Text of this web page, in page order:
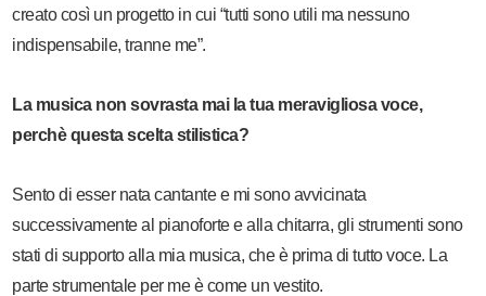
creato così un progetto in cui “tutti sono utili ma nessuno
indispensabile, tranne me”.
La musica non sovrasta mai la tua meravigliosa voce,
perchè questa scelta stilistica?
Sento di esser nata cantante e mi sono avvicinata
successivamente al pianoforte e alla chitarra, gli strumenti sono
stati di supporto alla mia musica, che è prima di tutto voce. La
parte strumentale per me è come un vestito.